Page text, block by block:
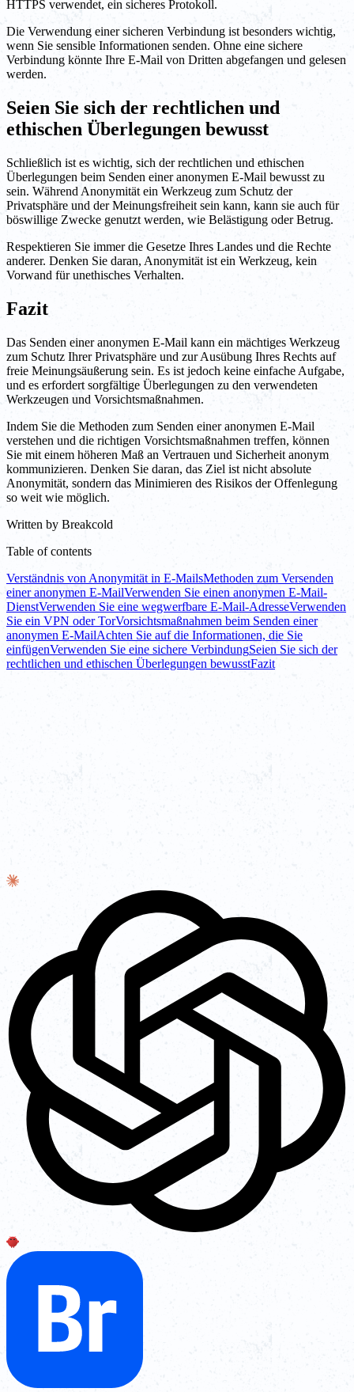
HTTPS verwendet, ein sicheres Protokoll.
Die Verwendung einer sicheren Verbindung ist besonders wichtig,
wenn Sie sensible Informationen senden. Ohne eine sichere
Verbindung könnte Ihre E-Mail von Dritten abgefangen und gelesen
werden.
Seien Sie sich der rechtlichen und
ethischen Überlegungen bewusst
Schließlich ist es wichtig, sich der rechtlichen und ethischen
Überlegungen beim Senden einer anonymen E-Mail bewusst zu
sein. Während Anonymität ein Werkzeug zum Schutz der
Privatsphäre und der Meinungsfreiheit sein kann, kann sie auch für
böswillige Zwecke genutzt werden, wie Belästigung oder Betrug.
Respektieren Sie immer die Gesetze Ihres Landes und die Rechte
anderer. Denken Sie daran, Anonymität ist ein Werkzeug, kein
Vorwand für unethisches Verhalten.
Fazit
Das Senden einer anonymen E-Mail kann ein mächtiges Werkzeug
zum Schutz Ihrer Privatsphäre und zur Ausübung Ihres Rechts auf
freie Meinungsäußerung sein. Es ist jedoch keine einfache Aufgabe,
und es erfordert sorgfältige Überlegungen zu den verwendeten
Werkzeugen und Vorsichtsmaßnahmen.
Indem Sie die Methoden zum Senden einer anonymen E-Mail
verstehen und die richtigen Vorsichtsmaßnahmen treffen, können
Sie mit einem höheren Maß an Vertrauen und Sicherheit anonym
kommunizieren. Denken Sie daran, das Ziel ist nicht absolute
Anonymität, sondern das Minimieren des Risikos der Offenlegung
so weit wie möglich.
Written by Breakcold
Table of contents
Verständnis von Anonymität in E-MailsMethoden zum Versenden
einer anonymen E-MailVerwenden Sie einen anonymen E-Mail-
DienstVerwenden Sie eine wegwerfbare E-Mail-AdresseVerwenden
Sie ein VPN oder TorVorsichtsmaßnahmen beim Senden einer
anonymen E-MailAchten Sie auf die Informationen, die Sie
einfügenVerwenden Sie eine sichere VerbindungSeien Sie sich der
rechtlichen und ethischen Überlegungen bewusstFazit